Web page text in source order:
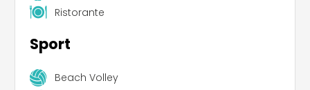
Ristorante
Sport
Beach Volley